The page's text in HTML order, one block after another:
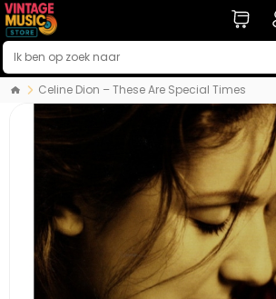
Celine Dion – These Are Special Times